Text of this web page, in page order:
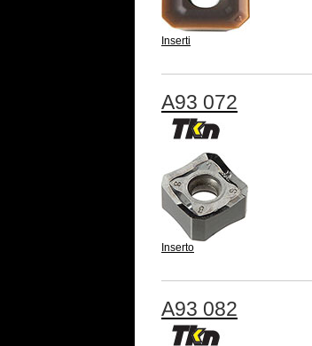
Inserti
A93 072
Inserto
A93 082